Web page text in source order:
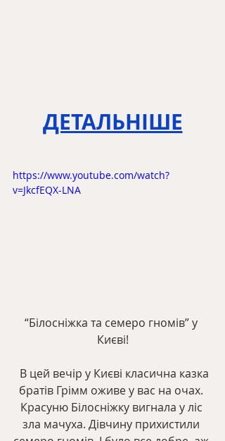
ДЕТАЛЬНІШЕ
https://www.youtube.com/watch?
v=JkcfEQX-LNA
“Білосніжка та семеро гномів” у
Києві!
В цей вечір у Києві класична казка
братів Грімм оживе у вас на очах.
Красуню Білосніжку вигнала у ліс
зла мачуха. Дівчину прихистили